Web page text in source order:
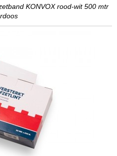
KONVOX rood-wit 500 mtr